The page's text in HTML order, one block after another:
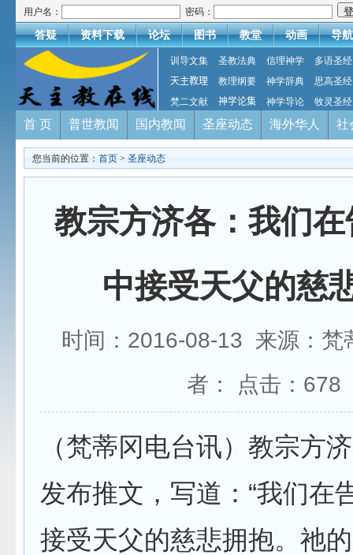
用户名： 密码：
答疑 资料下载 论坛 图书 教堂 动画 导航
训导文集 圣教法典 信理神学
多语圣经
天主教理
教理纲要 神学辞典
思高圣经
梵二文献
神学论集 神学导论 牧灵圣经
首 页 普世教闻 国内教闻 圣座动态 海外华人 社
您当前的位置： 首页 > 圣座动态
教宗方济各：我们
中接受天父的慈
时间：2016-08-13 来源：
者： 点击： 678
（梵蒂冈电台讯）教宗方
发布推文，写道：“我们在
接受天父的慈悲拥抱。祂